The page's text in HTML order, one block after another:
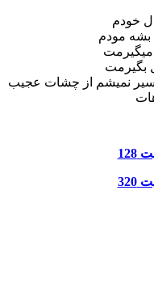
خودم
مودم
بگیرمت
سیر نمیشم از چشات عجیب
128
320